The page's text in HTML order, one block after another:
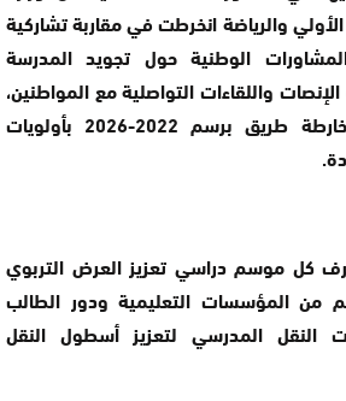
الأولي والرياضة انخرطت في مقاربة تشاركية
الوطنية حول تجويد المدرسة
واللقاءات التواصلية مع المواطنين،
بهدف صياغة مشروع خارطة طريق برسم 2022-2026 بأولويات
كل موسم دراسي تعزيز العرض التربوي
من المؤسسات التعليمية ودور الطالب
النقل المدرسي لتعزيز أسطول النقل